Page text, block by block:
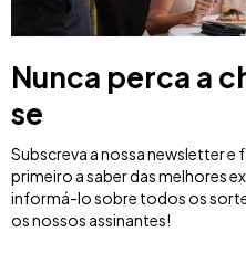
Nunca perca a
se
Subscreva a nossa newsletter e
primeiro a saber das melhores
informá-lo sobre todos os
os nossos assinantes!